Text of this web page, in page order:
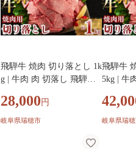
鮎 冷凍鮎 活〆 塩焼き鮎
塩焼き 活〆鮎※北海道・
沖縄・離島への配送不可
飛騨牛 焼肉 切り落とし 1k
g | 牛肉 肉 切落し 飛騨牛
ケアリ 不揃い 冷凍 まるた
か 食品 バーベキュー BBQ
28,000 円
岐阜県瑞穂市
飛騨牛
5kg | 牛
ワケアリ
たか 食
岐阜県瑞